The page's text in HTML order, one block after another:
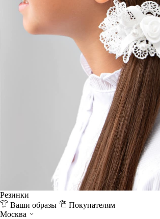
Резинки
Ваши образы
Покупателям
Москва